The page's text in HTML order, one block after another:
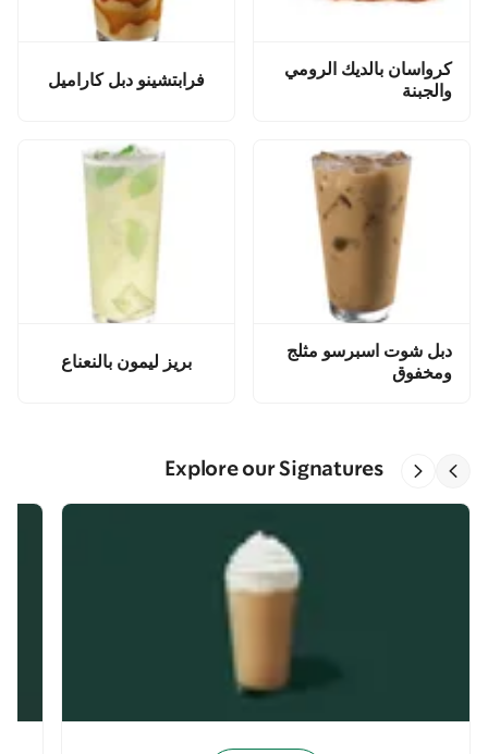
كرواسان بالديك الرومي
والجبنة
فرابتشينو دبل كاراميل
دبل شوت اسبرسو مثلج
ومخفوق
بريز ليمون بالنعناع
Explore our Signatures